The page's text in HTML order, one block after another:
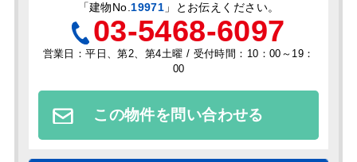
「建物No. 19971 」とお伝えください。
03-5468-6097
営業日：平日、第2、第4土曜 / 受付時間：10：00～19：
00
この物件を問い合わせる